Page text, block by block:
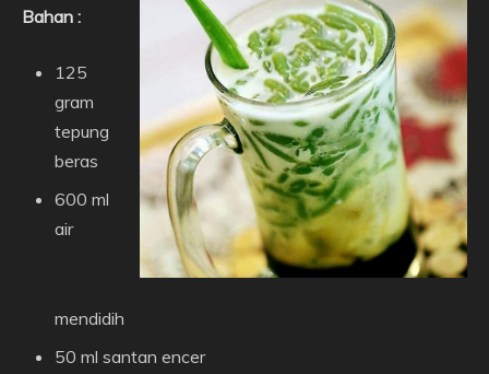
Bahan :
125
gram
tepung
beras
600 ml
air
mendidih
50 ml santan encer